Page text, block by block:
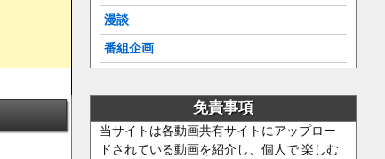
漫談
番組企画
免責事項
当サイトは各動画共有サイトにアップロー
ドされている動画を紹介し、個人で 楽しむ